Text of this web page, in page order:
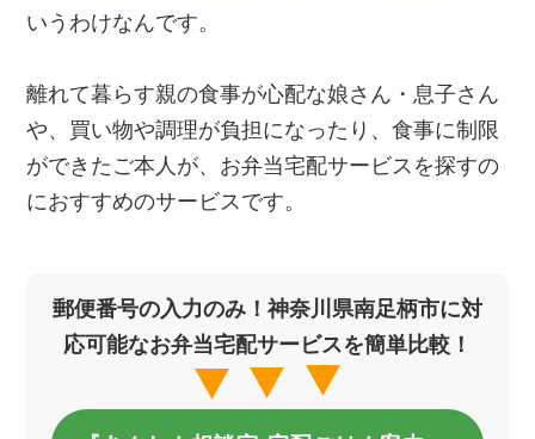
いうわけなんです。
離れて暮らす親の食事が心配な娘さん・息子さん
や、買い物や調理が負担になったり、食事に制限
ができたご本人が、お弁当宅配サービスを探すの
におすすめのサービスです。
郵便番号の入力のみ！神奈川県南足柄市に対
応可能なお弁当宅配サービスを簡単比較！